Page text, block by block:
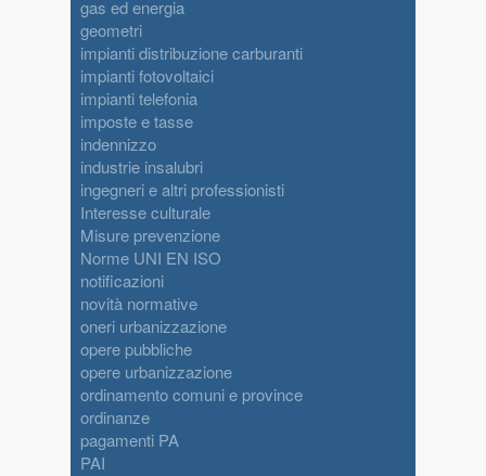
gas ed energia
geometri
impianti distribuzione carburanti
impianti fotovoltaici
impianti telefonia
imposte e tasse
indennizzo
industrie insalubri
ingegneri e altri professionisti
Interesse culturale
Misure prevenzione
Norme UNI EN ISO
notificazioni
novità normative
oneri urbanizzazione
opere pubbliche
opere urbanizzazione
ordinamento comuni e province
ordinanze
pagamenti PA
PAI